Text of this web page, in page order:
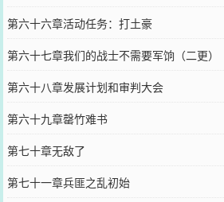
第六十六章活动任务：打土豪
第六十七章我们的战士不需要军饷（二更）
第六十八章发展计划和审判大会
第六十九章罄竹难书
第七十章无敌了
第七十一章兵匪之乱初始